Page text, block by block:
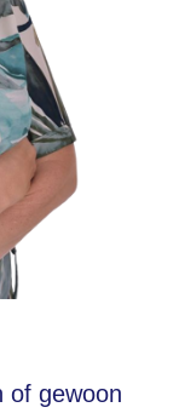
of gewoon